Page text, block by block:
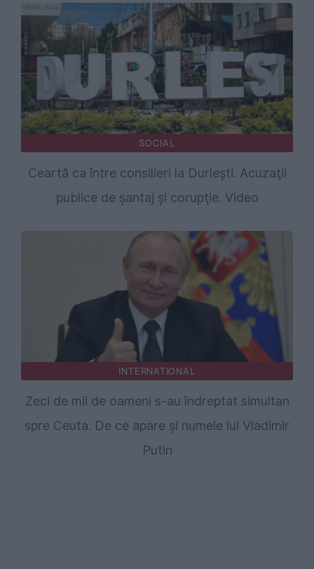
SOCIAL
Ceartă ca între consilieri la Durleşti. Acuzaţii
publice de şantaj şi corupţie. Video
INTERNATIONAL
Zeci de mii de oameni s-au îndreptat simultan
spre Ceuta. De ce apare și numele lui Vladimir
Putin